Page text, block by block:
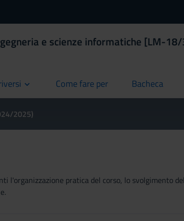
e scienze informatiche [LM-
Come fare per
current Bacheca
current
2025)
l'organizzazione pratica del corso, lo